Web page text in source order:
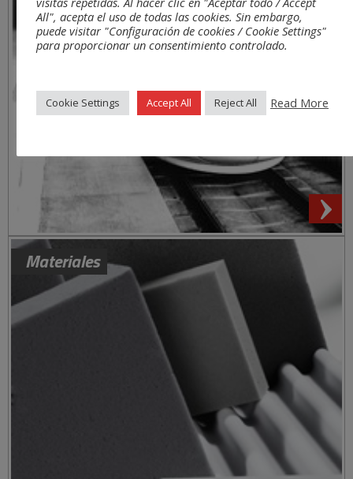
Materiales
All", acepta el uso de todas las cookies. Sin embargo,
puede visitar "Configuración de cookies / Cookie Settings"
para proporcionar un consentimiento controlado.
Cookie Settings Accept All Reject All Read More